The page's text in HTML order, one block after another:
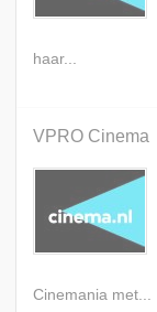
haar...
VPRO Cinema
Cinemania met...